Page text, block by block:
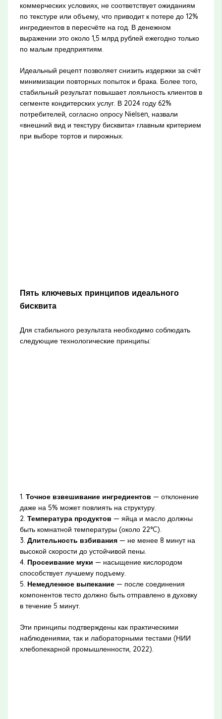
коммерческих условиях, не соответствует ожиданиям
по текстуре или объему, что приводит к потере до 12%
ингредиентов в пересчёте на год. В денежном
выражении это около 1,5 млрд рублей ежегодно только
по малым предприятиям.
Идеальный рецепт позволяет снизить издержки за счёт
минимизации повторных попыток и брака. Более того,
стабильный результат повышает лояльность клиентов в
сегменте кондитерских услуг. В 2024 году 62%
потребителей, согласно опросу Nielsen, назвали
«внешний вид и текстуру бисквита» главным критерием
при выборе тортов и пирожных.
Пять ключевых принципов идеального
бисквита
Для стабильного результата необходимо соблюдать
следующие технологические принципы:
1. Точное взвешивание ингредиентов — отклонение
даже на 5% может повлиять на структуру.
2. Температура продуктов — яйца и масло должны
быть комнатной температуры (около 22°C).
3. Длительность взбивания— не менее 8 минут на
высокой скорости до устойчивой пены.
4. Просеивание муки — насыщение кислородом
способствует лучшему подъему.
5. Немедленное выпекание— после соединения
компонентов тесто должно быть отправлено в духовку
в течение 5 минут.
Эти принципы подтверждены как практическими
наблюдениями, так и лабораторными тестами (НИИ
хлебопекарной промышленности, 2022).